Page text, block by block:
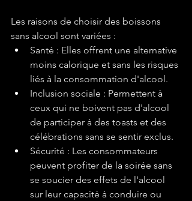
Les raisons de choisir des boissons
sans alcool sont variées :
Santé : Elles offrent une alternative
moins calorique et sans les risques
liés à la consommation d'alcool.
Inclusion sociale : Permettent à
ceux qui ne boivent pas d'alcool
de participer à des toasts et des
célébrations sans se sentir exclus.
Sécurité : Les consommateurs
peuvent profiter de la soirée sans
se soucier des effets de l'alcool
sur leur capacité à conduire ou